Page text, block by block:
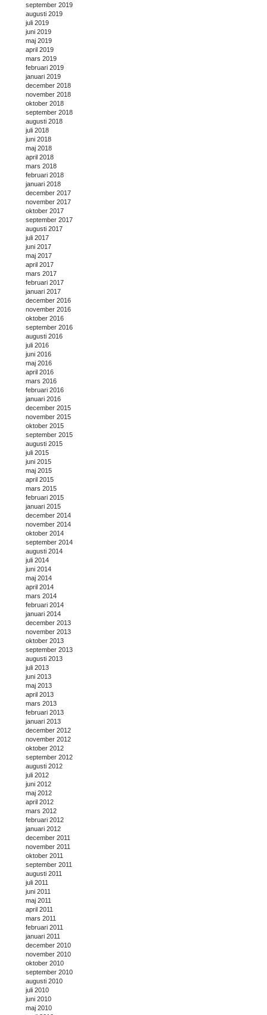
september 2019
augusti 2019
juli 2019
juni 2019
maj 2019
april 2019
mars 2019
februari 2019
januari 2019
december 2018
november 2018
oktober 2018
september 2018
augusti 2018
juli 2018
juni 2018
maj 2018
april 2018
mars 2018
februari 2018
januari 2018
december 2017
november 2017
oktober 2017
september 2017
augusti 2017
juli 2017
juni 2017
maj 2017
april 2017
mars 2017
februari 2017
januari 2017
december 2016
november 2016
oktober 2016
september 2016
augusti 2016
juli 2016
juni 2016
maj 2016
april 2016
mars 2016
februari 2016
januari 2016
december 2015
november 2015
oktober 2015
september 2015
augusti 2015
juli 2015
juni 2015
maj 2015
april 2015
mars 2015
februari 2015
januari 2015
december 2014
november 2014
oktober 2014
september 2014
augusti 2014
juli 2014
juni 2014
maj 2014
april 2014
mars 2014
februari 2014
januari 2014
december 2013
november 2013
oktober 2013
september 2013
augusti 2013
juli 2013
juni 2013
maj 2013
april 2013
mars 2013
februari 2013
januari 2013
december 2012
november 2012
oktober 2012
september 2012
augusti 2012
juli 2012
juni 2012
maj 2012
april 2012
mars 2012
februari 2012
januari 2012
december 2011
november 2011
oktober 2011
september 2011
augusti 2011
juli 2011
juni 2011
maj 2011
april 2011
mars 2011
februari 2011
januari 2011
december 2010
november 2010
oktober 2010
september 2010
augusti 2010
juli 2010
juni 2010
maj 2010